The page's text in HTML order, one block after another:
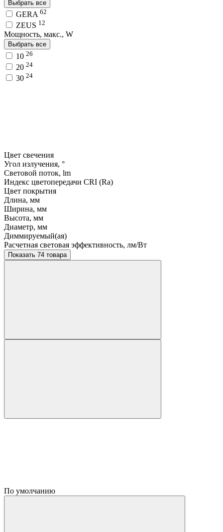
Выбрать все
GERA 62
ZEUS 12
Мощность, макс., W
Выбрать все
10 26
20 24
30 24
Цвет свечения
Угол излучения, °
Световой поток, lm
Индекс цветопередачи CRI (Ra)
Цвет покрытия
Длина, мм
Ширина, мм
Высота, мм
Диаметр, мм
Диммируемый(ая)
Расчетная световая эффективность, лм/Вт
Показать 74 товара
По умолчанию